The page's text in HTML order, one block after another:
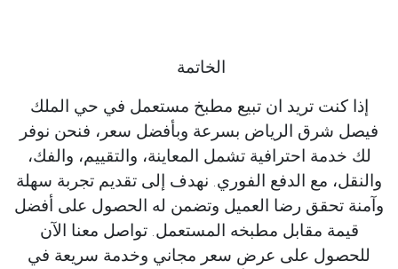
الخاتمة
إذا كنت تريد ان تبيع مطبخ مستعمل في حي الملك
فيصل شرق الرياض بسرعة وبأفضل سعر، فنحن نوفر
لك خدمة احترافية تشمل المعاينة، والتقييم، والفك،
والنقل، مع الدفع الفوري. نهدف إلى تقديم تجربة سهلة
وآمنة تحقق رضا العميل وتضمن له الحصول على أفضل
قيمة مقابل مطبخه المستعمل. تواصل معنا الآن
للحصول على عرض سعر مجاني وخدمة سريعة في